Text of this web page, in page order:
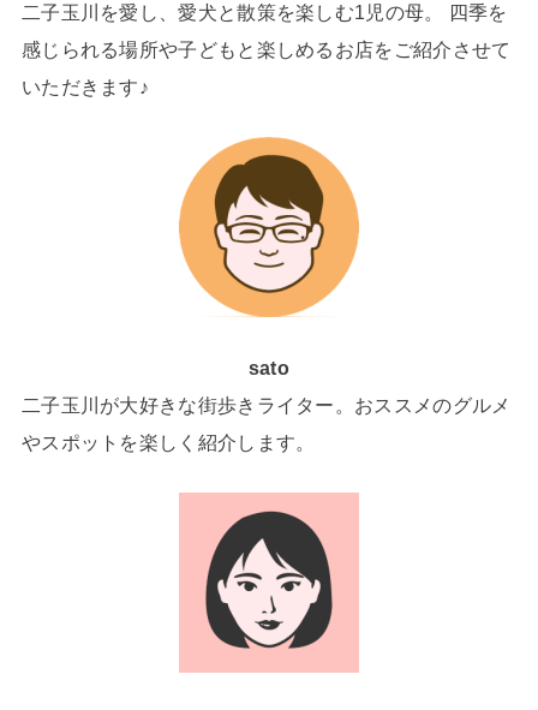
二子玉川を愛し、愛犬と散策を楽しむ1児の母。 四季を
感じられる場所や子どもと楽しめるお店をご紹介させて
いただきます♪
sato
二子玉川が大好きな街歩きライター。おススメのグルメ
やスポットを楽しく紹介します。